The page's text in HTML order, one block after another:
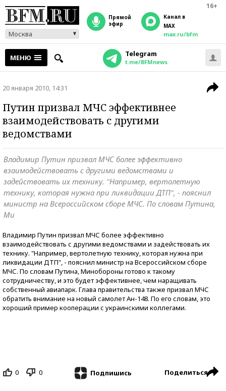
16+
Москва
прямой
эфир
Канал в
MAX
max.ru/bfm
МЕНЮ Telegram
t.me/BFMnews
20 января 2010, 14:31
Путин призвал МЧС эффективнее
взаимодействовать с другими
ведомствами
Владимир Путин призвал МЧС более эффективно
взаимодействовать с другими ведомствами и
задействовать их технику. "Например, вертолетную
технику, которая нужна при ликвидации ДТП", - пояснил
министр на Всероссийском сборе МЧС. По словам Путина,
Ми
Владимир Путин призвал МЧС более эффективно
взаимодействовать с другими ведомствами и задействовать их
технику. "Например, вертолетную технику, которая нужна при
ликвидации ДТП", - пояснил министр на Всероссийском сборе
МЧС. По словам Путина, Минобороны готово к такому
сотрудничеству, и это будет эффективнее, чем наращивать
собственный авиапарк. Глава правительства также призвал МЧС
обратить внимание на новый самолет Ан-148. По его словам, это
хороший пример кооперации с украинскими коллегами.
0 0 Подпишись Поделиться